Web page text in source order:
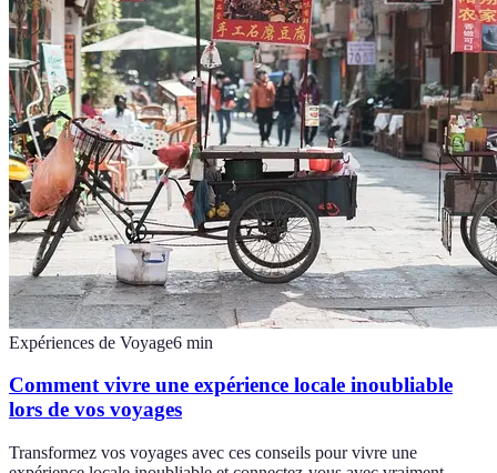
Expériences de Voyage6 min
Comment vivre une expérience locale inoubliable
lors de vos voyages
Transformez vos voyages avec ces conseils pour vivre une